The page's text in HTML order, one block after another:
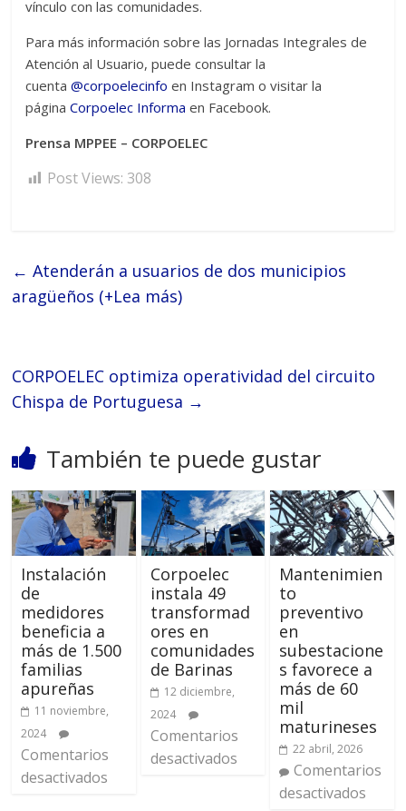
vínculo con las comunidades.
Para más información sobre las Jornadas Integrales de
Atención al Usuario, puede consultar la
cuenta@corpoelecinfoen Instagram o visitar la
página Corpoelec Informaen Facebook.
Prensa MPPEE – CORPOELEC
Post Views: 308
← Atenderán a usuarios de dos municipios
aragüeños (+Lea más)
CORPOELEC optimiza operatividad del circuito
Chispa de Portuguesa →
También te puede gustar
Instalación
de
medidores
beneficia a
más de 1.500
familias
apureñas
11 noviembre,
2024
Comentarios
desactivados
Corpoelec
instala 49
transformad
ores en
comunidades
de Barinas
12 diciembre,
2024
Comentarios
desactivados
Mantenimien
to
preventivo
en
subestacione
s favorece a
más de 60
mil
maturineses
22 abril, 2026
Comentarios
desactivados